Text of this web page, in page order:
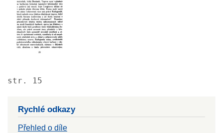
str. 15
Rychlé odkazy
Přehled o díle